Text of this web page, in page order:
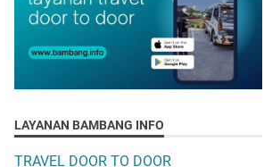
LAYANAN BAMBANG INFO
TRAVEL DOOR TO DOOR